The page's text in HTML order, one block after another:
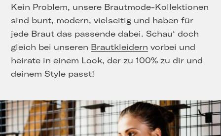
Kein Problem, unsere Brautmode-Kollektionen
sind bunt, modern, vielseitig und haben für
jede Braut das passende dabei. Schau‘ doch
gleich bei unseren Brautkleidern vorbei und
heirate in einem Look, der zu 100% zu dir und
deinem Style passt!